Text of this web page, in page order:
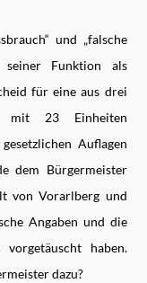
und „falsche
seiner Funktion als
für eine aus drei
mit 23 Einheiten
Auflagen
dem Bürgermeister
von Vorarlberg und
Angaben und die
vorgetäuscht haben.
dazu?